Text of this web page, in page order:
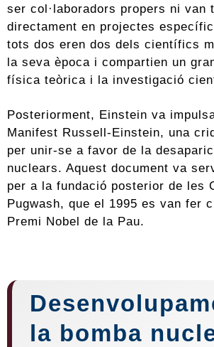
ser col·laboradors propers ni van
directament en projectes
tots dos eren dos dels científics
la seva època i compartien un
física teòrica i la investigació
Posteriorment, Einstein va
Manifest Russell-Einstein, una
per unir-se a favor de la
nuclears. Aquest document va
per a la fundació posterior de les
Pugwash, que el 1995 es van fer
Premi Nobel de la Pau.
la bomba